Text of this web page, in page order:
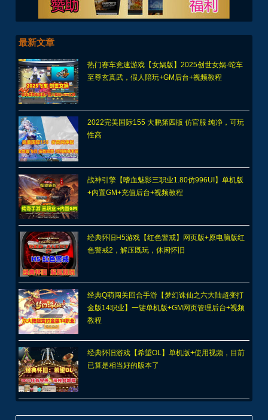
最新文章
热门赛车竞速游戏【女娲版】2025创世女娲-蛇车
至尊玄真武，假人陪玩+GM后台+视频教程
2022完美国际155 大鹏第四版 仿官服 纯净，可玩
性高
战神引擎【嗜血魅影三职业1.80仿996UI】单机版
+内置GM+充值后台+视频教程
经典怀旧H5游戏【红色警戒】网页版+原电脑版红
色警戒2，解压既玩，休闲怀旧
经典Q萌闯关回合手游【梦幻诛仙之六大陆超变打
金版14职业】一键单机版+GM网页管理后台+视频
教程
经典怀旧游戏【希望OL】单机版+使用视频，目前
已算是相当好的版本了